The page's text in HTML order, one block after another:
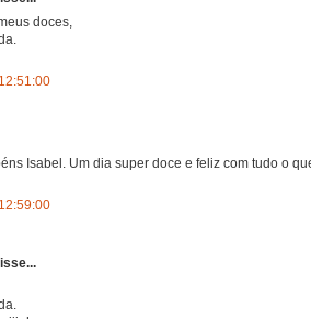
doces,
Isabel. Um dia super doce e feliz com tudo o